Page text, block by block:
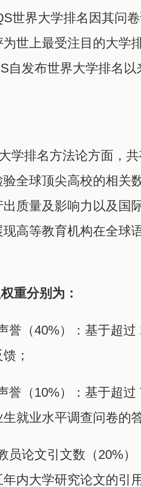
世界大学排名因其问
世上最受注目的大学
自发布世界大学排名
排名方法论方面，共
全球顶尖高校的相关
质量及影响力以及国
高等教育机构在全球
重分别为：
（40%）：基于超过
；
（10%）：基于超过
就业水平调查问卷的
论文引文数（20%）
年内大学研究论文的引